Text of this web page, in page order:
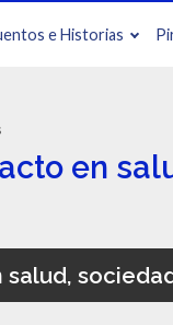
e Historias
en